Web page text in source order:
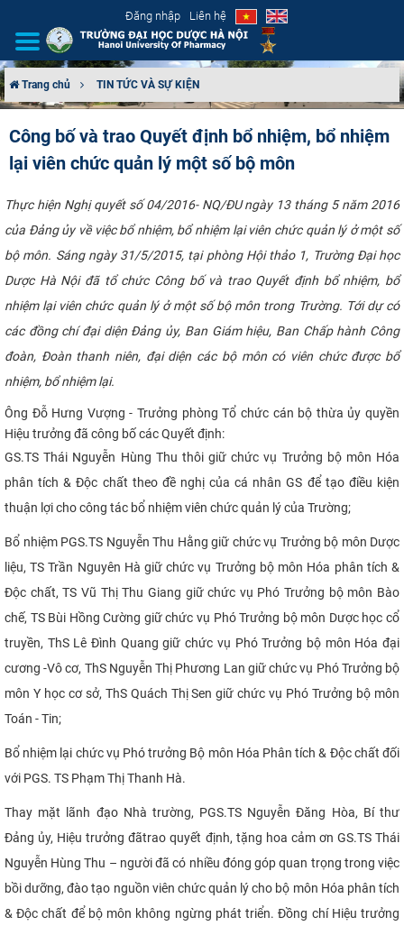
Đăng nhập Liên hệ
CƠ CẤU TỔ CHỨC
TUYỂN SINH
ĐÀO TẠO
ĐẢM BẢO CHẤT LƯỢNG
KHOA HỌC CÔNG NGHỆ
HTQT
CỰU NGƯỜI HỌC
Trang chủ TIN TỨC VÀ SỰ KIỆN
Công bố và trao Quyết định bổ nhiệm, bổ nhiệm
lại viên chức quản lý một số bộ môn
Thực hiện Nghị quyết số 04/2016- NQ/ĐU ngày 13 tháng 5 năm 2016
của Đảng ủy về việc bổ nhiệm, bổ nhiệm lại viên chức quản lý ở một số
bộ môn. Sáng ngày 31/5/2015, tại phòng Hội thảo 1, Trường Đại học
Dược Hà Nội đã tổ chức Công bố và trao Quyết định bổ nhiệm, bổ
nhiệm lại viên chức quản lý ở một số bộ môn trong Trường. Tới dự có
các đồng chí đại diện Đảng ủy, Ban Giám hiệu, Ban Chấp hành Công
đoàn, Đoàn thanh niên, đại diện các bộ môn có viên chức được bổ
nhiệm, bổ nhiệm lại.​
Ông Đỗ Hưng Vượng - Trưởng phòng Tổ chức cán bộ thừa ủy quyền
Hiệu trưởng đã công bố các Quyết định:
GS.TS Thái Nguyễn Hùng Thu thôi giữ chức vụ Trưởng bộ môn Hóa
phân tích & Độc chất theo đề nghị của cá nhân GS để tạo điều kiện
thuận lợi cho công tác bổ nhiệm viên chức quản lý của Trường;
Bổ nhiệmPGS.TS Nguyễn Thu Hằng giữ chức vụ Trưởng bộ môn Dược
liệu, TS Trần Nguyên Hà giữ chức vụ Trưởng bộ môn Hóa phân tích &
Độc chất, TS Vũ Thị Thu Giang giữ chức vụ Phó Trưởng bộ môn Bào
chế, TS Bùi Hồng Cường giữ chức vụ Phó Trưởng bộ môn Dược học cổ
truyền, ThS Lê Đình Quang giữ chức vụ Phó Trưởng bộ môn Hóa đại
cương -Vô cơ, ThS Nguyễn Thị Phương Lan giữ chức vụ Phó Trưởng bộ
môn Y học cơ sở, ThS Quách Thị Sen giữ chức vụ Phó Trưởng bộ môn
Toán - Tin;
Bổ nhiệm lại chức vụ Phó trưởng Bộ môn Hóa Phân tích & Độc chất đối
với PGS. TS Phạm Thị Thanh Hà.
Thay mặt lãnh đạo Nhà trường, PGS.TS Nguyễn Đăng Hòa, Bí thư
Đảng ủy, Hiệu trưởng đãtrao quyết định, tặng hoa cảm ơn GS.TS Thái
Nguyễn Hùng Thu – người đã có nhiều đóng góp quan trọng trong việc
bồi dưỡng, đào tạo nguồn viên chức quản lý cho bộ môn Hóa phân tích
& Độc chất để bộ môn không ngừng phát triển. Đồng chí Hiệu trưởng